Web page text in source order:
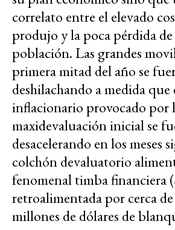
correlato entre el elevado
produjo y la poca pérdida
población. Las grandes
primera mitad del año se
deshilachando a medida
inflacionario provocado por
maxidevaluación inicial se
desacelerando en los meses
colchón devaluatorio
fenomenal timba financiera (
retroalimentada por cerca
millones de dólares de